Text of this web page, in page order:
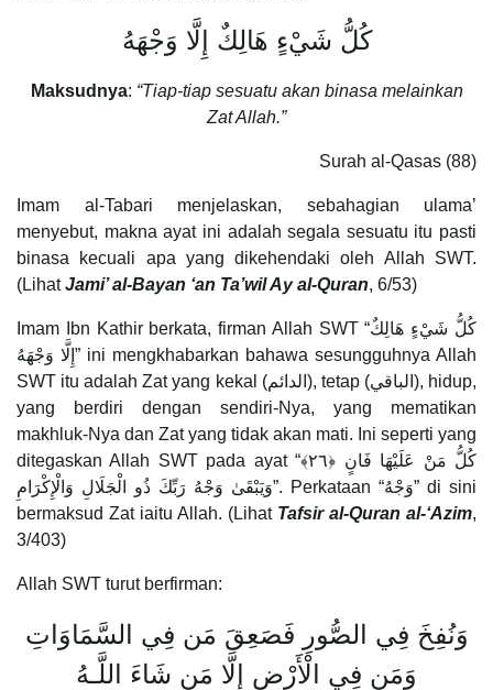
كُلُّ شَيْءٍ هَالِكٌ إِلَّا وَجْهَهُ
Maksudnya: “Tiap-tiap sesuatu akan binasa melainkan
Zat Allah.”
Surah al-Qasas (88)
Imam al-Tabari menjelaskan, sebahagian ulama’
menyebut, makna ayat ini adalah segala sesuatu itu pasti
binasa kecuali apa yang dikehendaki oleh Allah SWT.
(LihatJami’ al-Bayan ‘an Ta’wil Ay al-Quran, 6/53)
Imam Ibn Kathir berkata, firman Allah SWT “كُلُّ شَيْءٍ هَالِكٌ
إِلَّا وَجْهَهُ” ini mengkhabarkan bahawa sesungguhnya Allah
SWT itu adalah Zat yang kekal (الدائم), tetap (الباقي), hidup,
yang berdiri dengan sendiri-Nya, yang mematikan
makhluk-Nya dan Zat yang tidak akan mati. Ini seperti yang
ditegaskan Allah SWT pada ayat “كُلُّ مَنْ عَلَيْهَا فَانٍ ﴿٢٦﴾
وَيَبْقَىٰ وَجْهُ رَبِّكَ ذُو الْجَلَالِ وَالْإِكْرَامِ”. Perkataan “وَجْهُ” di sini
bermaksud Zat iaitu Allah. (Lihat Tafsir al-Quran al-‘Azim,
3/403)
Allah SWT turut berfirman:
وَنُفِخَ فِي الصُّورِ فَصَعِقَ مَن فِي السَّمَاوَاتِ
وَمَن فِي الْأَرْضِ إِلَّا مَن شَاءَ اللَّـهُ